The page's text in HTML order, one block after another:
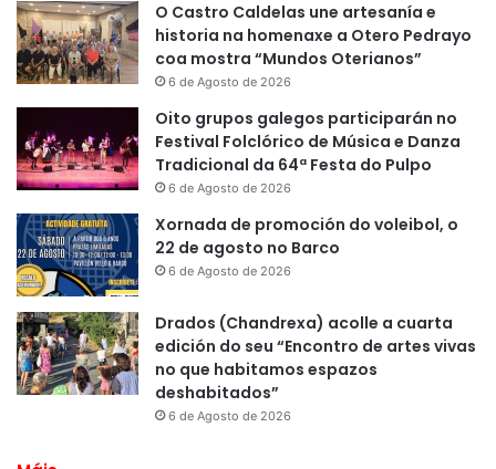
O Castro Caldelas une artesanía e
historia na homenaxe a Otero Pedrayo
coa mostra “Mundos Oterianos”
6 de Agosto de 2026
Oito grupos galegos participarán no
Festival Folclórico de Música e Danza
Tradicional da 64ª Festa do Pulpo
6 de Agosto de 2026
Xornada de promoción do voleibol, o
22 de agosto no Barco
6 de Agosto de 2026
Drados (Chandrexa) acolle a cuarta
edición do seu “Encontro de artes vivas
no que habitamos espazos
deshabitados”
6 de Agosto de 2026